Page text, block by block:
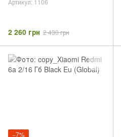
2 260 грн 2 430 грн
−7%